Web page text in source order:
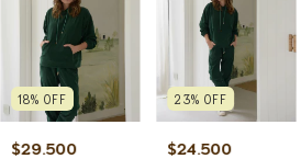
18% OFF
$29.500
23%OFF
$24.500